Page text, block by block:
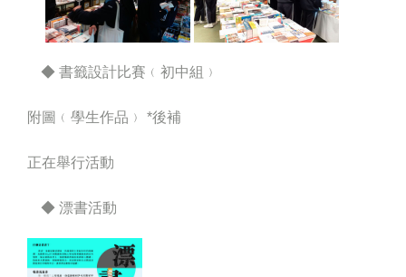
◆ 書籤設計比賽﹙初中組﹚
附圖﹙學生作品﹚ *後補
正在舉行活動
◆ 漂書活動